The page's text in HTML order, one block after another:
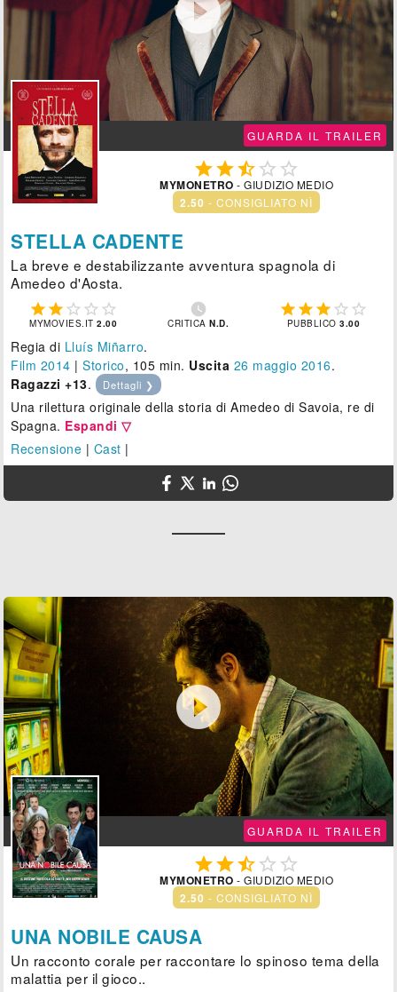

GUARDA IL TRAILER
  
MYMONETRO - GIUDIZIO MEDIO
2.50 - CONSIGLIATO NÌ
STELLA CADENTE
La breve e destabilizzante avventura spagnola di
Amedeo d'Aosta.
    
MYMOVIES.IT2.00

CRITICAN.D.
    
PUBBLICO3.00
Regia di Lluís Miñarro.
Film 2014 |Storico, 105 min. Uscita 26 maggio 2016.
Ragazzi +13. Dettagli ❯
Una rilettura originale della storia di Amedeo di Savoia, re di
Spagna. Espandi ▽
Recensione | Cast |

GUARDA IL TRAILER
  
MYMONETRO - GIUDIZIO MEDIO
2.50 - CONSIGLIATO NÌ
UNA NOBILE CAUSA
Un racconto corale per raccontare lo spinoso tema della
malattia per il gioco..